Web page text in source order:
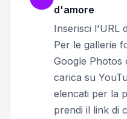
d'amore
Inserisci l'URL
Per le gallerie
Google Photos
carica su
elencati per la
prendi il link di